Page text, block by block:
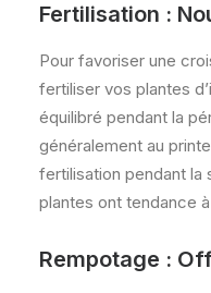
Fertilisation :
Pour favoriser une
fertiliser vos plantes
équilibré pendant la
généralement au
fertilisation pendant la
plantes ont tendance
Rempotage :